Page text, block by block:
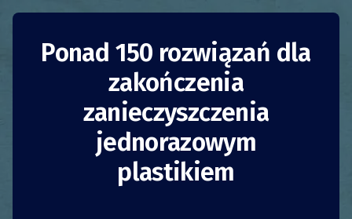
Program Terracycle
Loop
Ponad 150 rozwiązań dla
zakończenia
zanieczyszczenia
jednorazowym
plastikiem